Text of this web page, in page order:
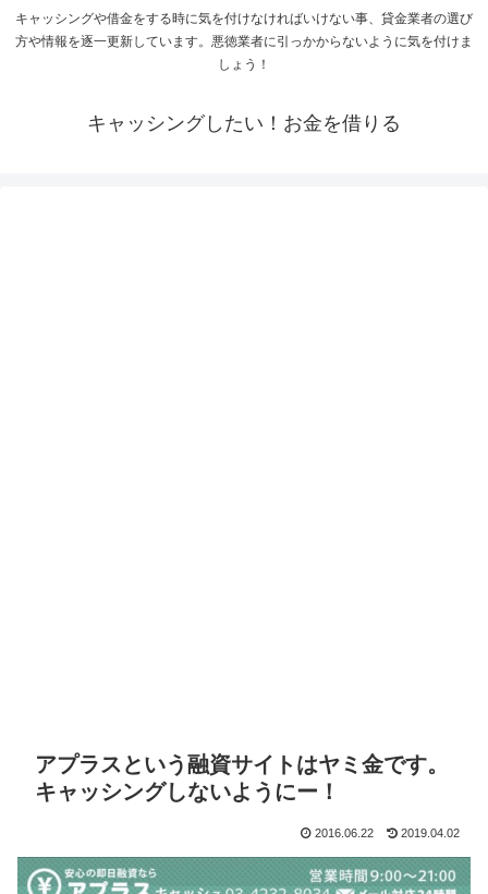
キャッシングや借金をする時に気を付けなければいけない事、貸金業者の選び
方や情報を逐一更新しています。悪徳業者に引っかからないように気を付けま
しょう！
キャッシングしたい！お金を借りる
アプラスという融資サイトはヤミ金です。
キャッシングしないようにー！
2016.06.22 2019.04.02